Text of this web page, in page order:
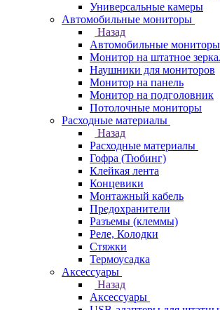
Универсальные камеры
Автомобильные мониторы
Назад
Автомобильные мониторы
Монитор на штатное
Наушники для мониторов
Монитор на панель
Монитор на подголовник
Потолочные мониторы
Расходные материалы
Назад
Расходные материалы
Гофра (Тюбинг)
Клейкая лента
Концевики
Монтажный кабель
Предохранители
Разъемы (клеммы)
Реле, Колодки
Стяжки
Термоусадка
Аксессуары
Назад
Аксессуары